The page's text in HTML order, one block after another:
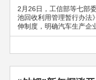
2月26日，工信部等七部
池回收利用管理暂行办法
伸制度，明确汽车生产企